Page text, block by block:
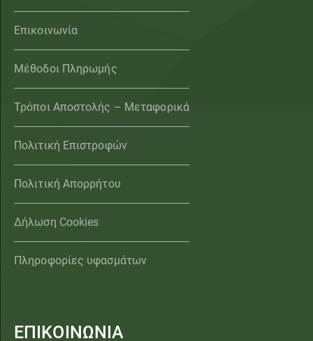
Επικοινωνία
Μέθοδοι Πληρωμής
Τρόποι Αποστολής – Μεταφορικά
Πολιτική Επιστροφών
Πολιτική Απορρήτου
Δήλωση Cookies
Πληροφορίες υφασμάτων
ΕΠΙΚΟΙΝΩΝΙΑ